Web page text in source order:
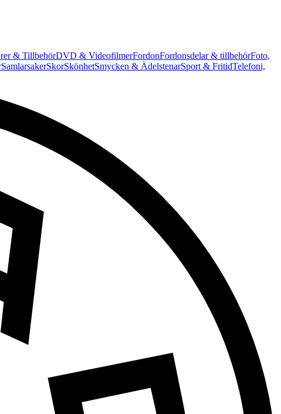
& TillbehörDVD & VideofilmerFordonFordonsdelar & tillbehörFoto,
SamlarsakerSkorSkönhetSmycken & ÄdelstenarSport & FritidTelefoni,